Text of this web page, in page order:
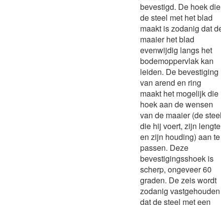
bevestigd. De hoek die
de steel met het blad
maakt is zodanig dat
maaier het blad
evenwijdig langs het
bodemoppervlak kan
leiden. De bevestiging
van arend en ring
maakt het mogelijk die
hoek aan de wensen
van de maaier (de
die hij voert, zijn lengte
en zijn houding) aan te
passen. Deze
bevestigingsshoek is
scherp, ongeveer 60
graden. De zeis wordt
zodanig vastgehouden
dat de steel met een